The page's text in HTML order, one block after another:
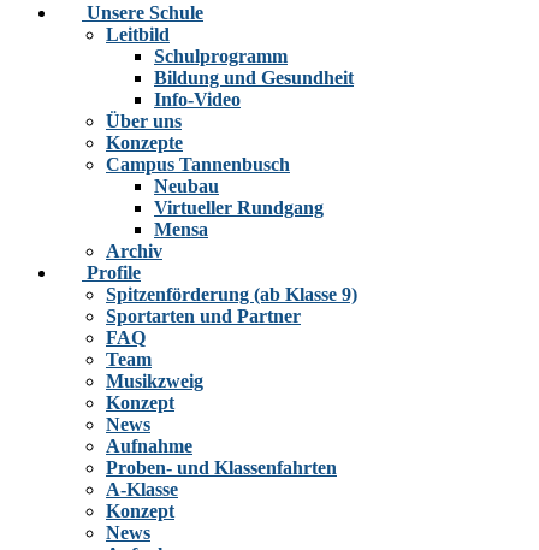
Unsere Schule
Leitbild
Schulprogramm
Bildung und Gesundheit
Info-Video
Über uns
Konzepte
Campus Tannenbusch
Neubau
Virtueller Rundgang
Mensa
Archiv
Profile
Spitzenförderung (ab Klasse 9)
Sportarten und Partner
FAQ
Team
Musikzweig
Konzept
News
Aufnahme
Proben- und Klassenfahrten
A-Klasse
Konzept
News